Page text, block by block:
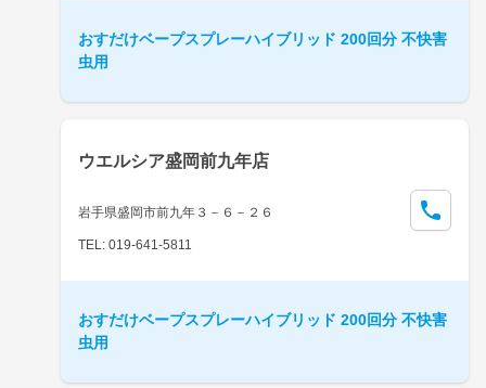
おすだけベープスプレーハイブリッド 200回分 不快害
虫用
ウエルシア盛岡前九年店
岩手県盛岡市前九年３－６－２６
TEL: 019-641-5811
おすだけベープスプレーハイブリッド 200回分 不快害
虫用